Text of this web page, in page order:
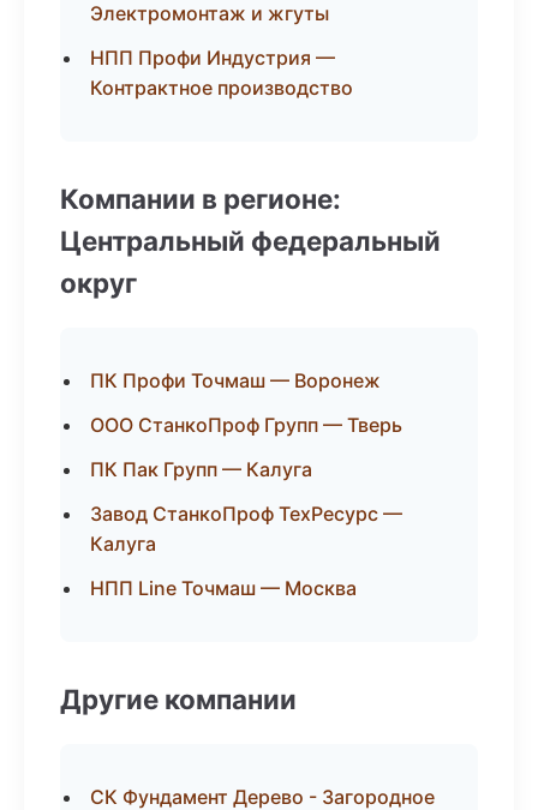
Электромонтаж и жгуты
НПП Профи Индустрия —
Контрактное производство
Компании в регионе:
Центральный федеральный
округ
ПК Профи Точмаш — Воронеж
ООО СтанкоПроф Групп — Тверь
ПК Пак Групп — Калуга
Завод СтанкоПроф ТехРесурс —
Калуга
НПП Line Точмаш — Москва
Другие компании
СК Фундамент Дерево - Загородное